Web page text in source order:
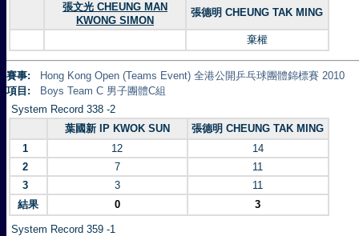
張文光 CHEUNG MAN
KWONG SIMON
張德明 CHEUNG TAK MING
棄權
賽事:
Hong Kong Open (Teams Event) 全港公開乒乓球團體錦標賽 2010
項目:
Boys Team C 男子團體C組
System Record 338 -2
葉國新 IP KWOK SUN
張德明 CHEUNG TAK MING
1
12
14
2
7
11
3
3
11
結果
0 3
System Record 359 -1